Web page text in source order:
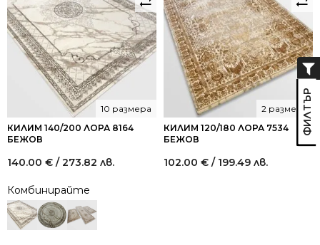
КИЛИМ 140/200 ЛОРА 8164
БЕЖОВ
10 размера
140.00 € / 273.82 лв.
Комбинирайте
КИЛИМ 120/180 ЛОРА 7534
БЕЖОВ
2 размера
102.00 € / 199.49 лв.